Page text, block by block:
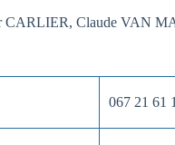
CARLIER, Claude VAN
067 21 61